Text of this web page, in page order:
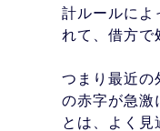
計ルールによ
れて、借方で
つまり最近の
の赤字が急激
とは、よく